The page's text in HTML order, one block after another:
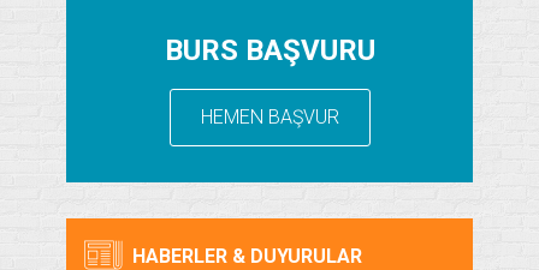
BURS BAŞVURU
HEMEN BAŞVUR
HABERLER & DUYURULAR